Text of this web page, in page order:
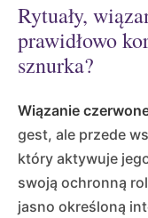
Rytuały,
prawidłowo
sznurka?
Wiązanie
gest, ale przede
który aktywuje
swoją ochronną
jasno określoną